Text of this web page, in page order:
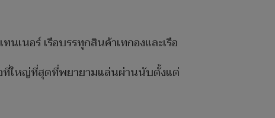
เนอร์ เรือบรรทุกสินค้าเทกองและเรือ
ที่ใหญ่ที่สุดที่พยายามแล่นผ่านนับตั้งแต่